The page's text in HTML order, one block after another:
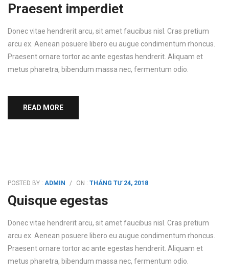
Praesent imperdiet
Donec vitae hendrerit arcu, sit amet faucibus nisl. Cras pretium
arcu ex. Aenean posuere libero eu augue condimentum rhoncus.
Praesent ornare tortor ac ante egestas hendrerit. Aliquam et
metus pharetra, bibendum massa nec, fermentum odio.
READ MORE
POSTED BY : ADMIN / ON : THÁNG TƯ 24, 2018
Quisque egestas
Donec vitae hendrerit arcu, sit amet faucibus nisl. Cras pretium
arcu ex. Aenean posuere libero eu augue condimentum rhoncus.
Praesent ornare tortor ac ante egestas hendrerit. Aliquam et
metus pharetra, bibendum massa nec, fermentum odio.